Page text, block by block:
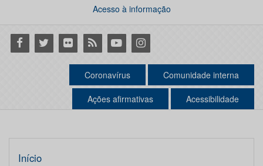
Acesso à informação
Facebook
Twitter Flickr RSS YoutubeInstagram
Coronavírus Comunidade interna
Ações afirmativas Acessibilidade
Início